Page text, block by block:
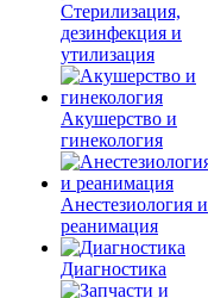
Стерилизация,
дезинфекция и
утилизация
Акушерство и
гинекология
Анестезиология и
реанимация
Диагностика